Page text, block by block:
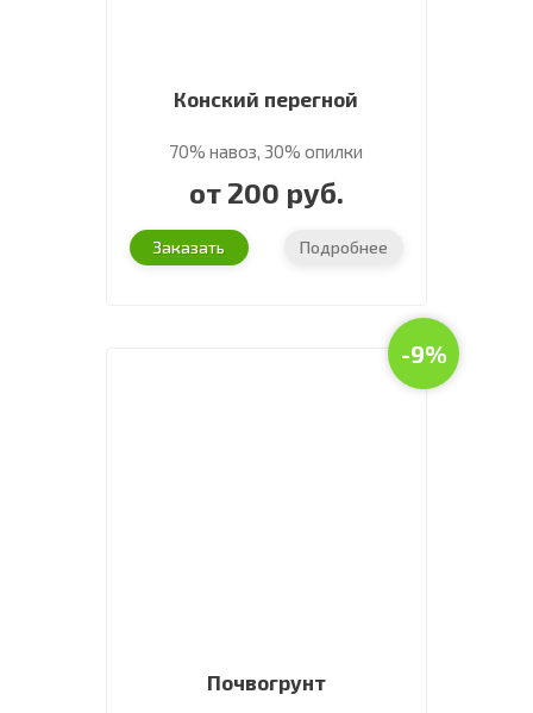
Конский перегной
70% навоз, 30% опилки
от 200 руб.
Заказать Подробнее
-9%
Почвогрунт